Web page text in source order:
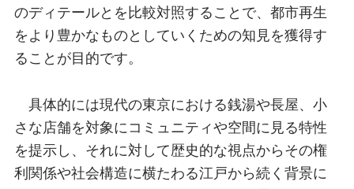
のディテールとを比較対照することで、都市再生
をより豊かなものとしていくための知見を獲得す
ることが目的です。
具体的には現代の東京における銭湯や長屋、小
さな店舗を対象にコミュニティや空間に見る特性
を提示し、それに対して歴史的な視点からその権
利関係や社会構造に横たわる江戸から続く背景に